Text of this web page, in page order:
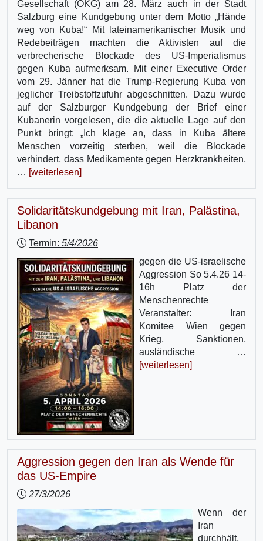
Gesellschaft (ÖKG) am 28. März auch in der Stadt
Salzburg eine Kundgebung unter dem Motto „Hände
weg von Kuba!“ Mit lateinamerikanischer Musik und
Redebeiträgen machten die Aktivisten auf die
verbrecherische Blockade des US-Imperialismus
gegen Kuba aufmerksam. Mit einer Executive Order
vom 29. Jänner hat die Trump-Regierung Kuba von
jeglicher Treibstoffzufuhr abgeschnitten. Dazu wurde
auf der Salzburger Kundgebung der Brief einer
Kubanerin vorgelesen, die die aktuelle Lage auf den
Punkt bringt: „Ich klage an, dass in Kuba ältere
Menschen vorzeitig sterben, weil die Blockade
verhindert, dass Medikamente gegen Herzkrankheiten,
… [weiterlesen]
Solidaritätskundgebung mit Iran, Palästina,
Libanon
Termin: 5/4/2026
gegen die US-israelische
Aggression So 5.4.26 14-
16h Platz der
Menschenrechte
Veranstalter: Iran
Komitee Wien gegen
Krieg, Sanktionen,
ausländische …
[weiterlesen]
Aggression gegen den Iran als Wende für
das US-Empire
27/3/2026
Wenn der
Iran
durchhält,